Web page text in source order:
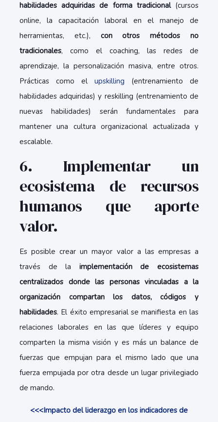
habilidades adquiridas de forma tradicional(cursos
online, la capacitación laboral en el manejo de
herramientas, etc.), con otros métodos no
tradicionales, como el coaching, las redes de
aprendizaje, la personalización masiva, entre otros.
Prácticas como el upskilling (entrenamiento de
habilidades adquiridas) y reskilling (entrenamiento de
nuevas habilidades) serán fundamentales para
mantener una cultura organizacional actualizada y
escalable.
6. Implementar un
ecosistema de recursos
humanos que aporte
valor.
Es posible crear un mayor valor a las empresas a
través de la implementación de ecosistemas
centralizados donde las personas vinculadas a la
organización compartan los datos, códigos y
habilidades. El éxito empresarial se manifiesta en las
relaciones laborales en las que líderes y equipo
comparten la misma visión y es más un balance de
fuerzas que empujan para el mismo lado que una
fuerza empujada por otra desde un lugar privilegiado
de mando.
<<<Impacto del liderazgo en los indicadores de